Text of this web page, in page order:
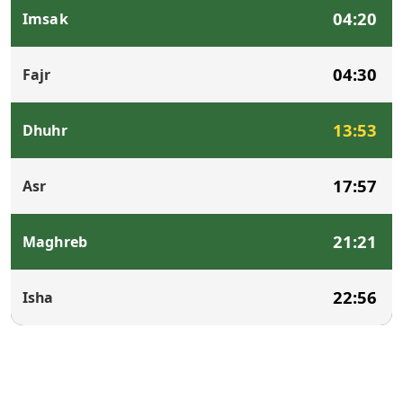
Imsak 04:20
Fajr 04:30
Dhuhr 13:53
Asr 17:57
Maghreb 21:21
Isha 22:56